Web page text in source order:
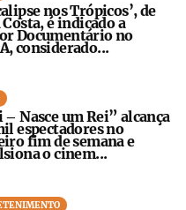
nos Trópicos’, de
é indicado a
Documentário no
considerado...
– Nasce um Rei” alcança
espectadores no
fim de semana e
o cinem...